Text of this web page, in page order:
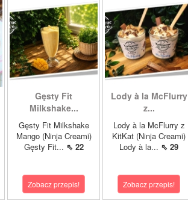
Gęsty Fit
Milkshake...
Gęsty Fit Milkshake
Mango (Ninja Creami)
Gęsty Fit... ⇖ 22
Zobacz przepis!
Lody à la McFlurry
z...
Lody à la McFlurry z
KitKat (Ninja Creami)
Lody à la... ⇖ 29
Zobacz przepis!